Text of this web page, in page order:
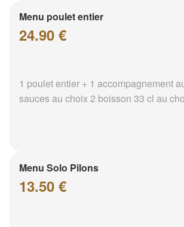
Menu poulet entier
24.90 €
1 poulet entier + 1 accompagnement
sauces au choix 2 boisson 33 cl au
Menu Solo Pilons
13.50 €